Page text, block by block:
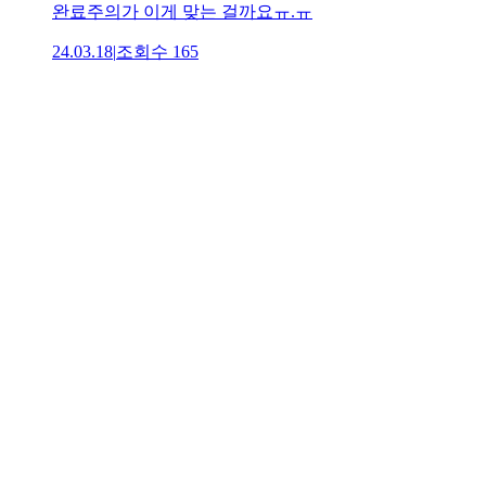
완료주의가 이게 맞는 걸까요ㅠ.ㅠ
24.03.18|조회수 165